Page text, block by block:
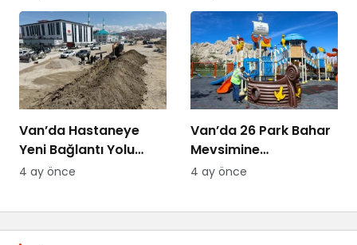
Van’da Hastaneye
Yeni Bağlantı Yolu
Yapılıyor
4 ay önce
Van’da 26 Park Bahar
Mevsimine
Hazırlanıyor
4 ay önce